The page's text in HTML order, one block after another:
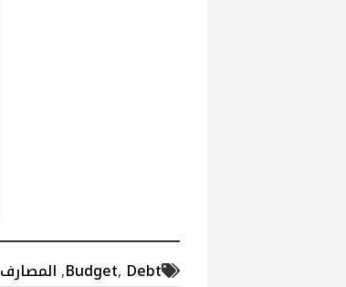
Budget, Debt
,المصارف